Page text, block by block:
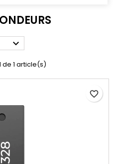

de 1 article(s)
favorite_border